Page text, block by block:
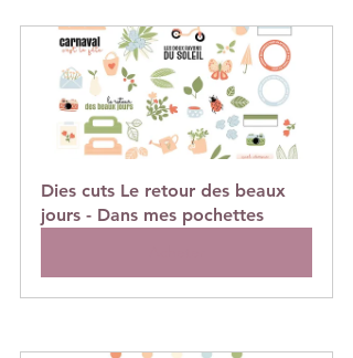
Dies cuts Le retour des beaux
jours - Dans mes pochettes